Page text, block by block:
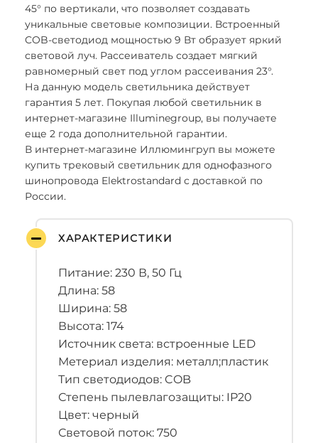
45° по вертикали, что позволяет создавать
уникальные световые композиции. Встроенный
COB-светодиод мощностью 9 Вт образует яркий
световой луч. Рассеиватель создает мягкий
равномерный свет под углом рассеивания 23°.
На данную модель светильника действует
гарантия 5 лет. Покупая любой светильник в
интернет-магазине Illuminegroup, вы получаете
еще 2 года дополнительной гарантии.
В интернет-магазине Иллюмингруп вы можете
купить трековый светильник для однофазного
шинопровода Elektrostandard с доставкой по
России.
ХАРАКТЕРИСТИКИ
Питание: 230 В, 50 Гц
Длина: 58
Ширина: 58
Высота: 174
Источник света: встроенные LED
Метериал изделия: металл;пластик
Тип светодиодов: COB
Степень пылевлагозащиты: IP20
Цвет: черный
Световой поток: 750